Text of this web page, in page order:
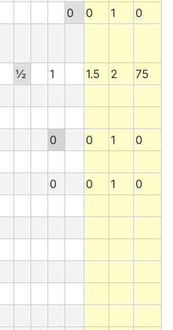
0 0 1 0
½ 1 1.5 2
75
0 0 1
0
0 0 1
0